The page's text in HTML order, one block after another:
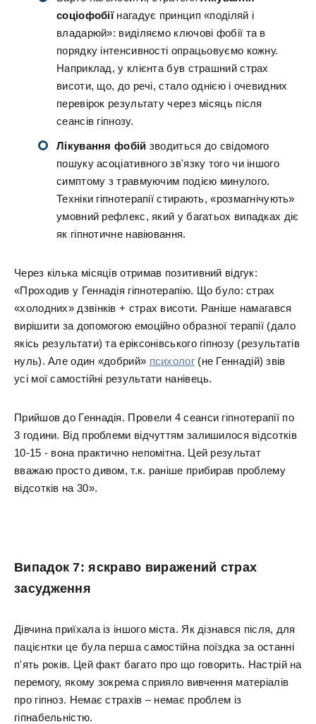
соціофобіїнагадує принцип «поділяй і
владарюй»: виділяємо ключові фобії та в
порядку інтенсивності опрацьовуємо кожну.
Наприклад, у клієнта був страшний страх
висоти, що, до речі, стало однією і очевидних
перевірок результату через місяць після
сеансів гіпнозу.
Лікування фобій зводиться до свідомого
пошуку асоціативного зв'язку того чи іншого
симптому з травмуючим подією минулого.
Техніки гіпнотерапії стирають, «розмагнічують»
умовний рефлекс, який у багатьох випадках діє
як гіпнотичне навіювання.
Через кілька місяців отримав позитивний відгук:
«Проходив у Геннадія гіпнотерапію. Що було: страх
«холодних» дзвінків + страх висоти. Раніше намагався
вирішити за допомогою емоційно образної терапії (дало
якісь результати) та еріксонівського гіпнозу (результатів
нуль). Але один «добрий» психолог(не Геннадій) звів
усі мої самостійні результати нанівець.
Прийшов до Геннадія. Провели 4 сеанси гіпнотерапії по
3 години. Від проблеми відчуттям залишилося відсотків
10-15 - вона практично непомітна. Цей результат
вважаю просто дивом, т.к. раніше прибирав проблему
відсотків на 30».
Випадок 7: яскраво виражений страх
засудження
Дівчина приїхала із іншого міста. Як дізнався після, для
пацієнтки це була перша самостійна поїздка за останні
п'ять років. Цей факт багато про що говорить. Настрій на
перемогу, якому зокрема сприяло вивчення матеріалів
про гіпноз. Немає страхів – немає проблем із
гіпнабельністю.